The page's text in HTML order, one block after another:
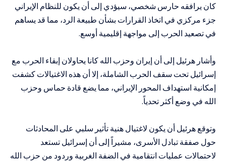
كان يرافقه حارس شخصي، سيؤدي إلى أن يكون للنظام الإيراني
جزء مركزي في اتخاذ القرارات بشأن طبيعة الرد، مما قد يساهم
في تصعيد الحرب إلى مواجهة إقليمية أوسع.
وأشار هرئيل إلى أن إيران وحزب الله كانا يحاولان إبقاء الحرب مع
إسرائيل تحت سقف الحرب الشاملة، إلا أن هذه الاغتيالات كشفت
إمكانية استهداف المحور الإيراني، مما يضع قادة حماس وحزب
الله في وضع أكثر تحدياً.
وتوقع هرئيل أن يكون لاغتيال هنية تأثير سلبي على المحادثات
حول صفقة تبادل الأسرى، مشيراً إلى أن إسرائيل تستعد
لاحتمالات عمليات انتقامية في الضفة الغربية وردود من حزب الله